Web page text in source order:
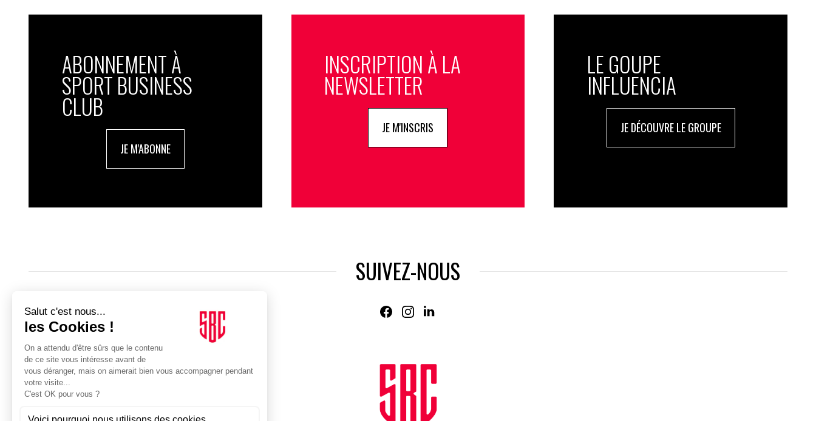
ABONNEMENT À
SPORT BUSINESS
CLUB
JE M'ABONNE
INSCRIPTION À LA
NEWSLETTER
JE M'INSCRIS
LE GOUPE
INFLUENCIA
JE DÉCOUVRE LE GROUPE
SUIVEZ-NOUS